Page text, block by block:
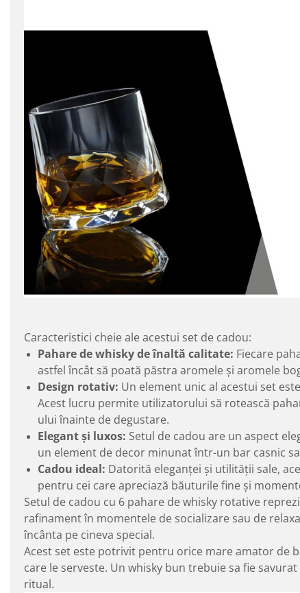
Caracteristici cheie ale acestui set de cadou:
Pahare de whisky de înaltă calitate: Fiecare
astfel încât să poată păstra aromele și aromele
Design rotativ: Un element unic al acestui set
Acest lucru permite utilizatorului să rotească
ului înainte de degustare.
Elegant și luxos: Setul de cadou are un aspect
un element de decor minunat într-un bar casnic
Cadou ideal: Datorită eleganței și utilității sale,
pentru cei care apreciază băuturile fine și
Setul de cadou cu 6 pahare de whisky rotative
rafinament în momentele de socializare sau de
încânta pe cineva special.
Acest set este potrivit pentru orice mare amator de
care le serveste. Un whisky bun trebuie sa fie
ritual.